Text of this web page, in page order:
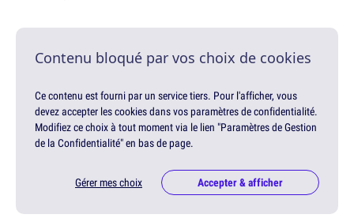
Contenu bloqué par vos choix de cookies
Ce contenu est fourni par un service tiers. Pour l'afficher, vous
devez accepter les cookies dans vos paramètres de confidentialité.
Modifiez ce choix à tout moment via le lien "Paramètres de Gestion
de la Confidentialité" en bas de page.
Gérer mes choix Accepter & afficher